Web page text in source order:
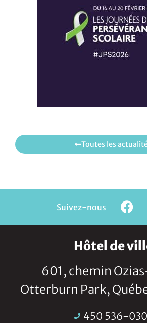
Toutes les
Suivez-nous
Hôtel de
601, chemin
Otterburn Park,
450 536-